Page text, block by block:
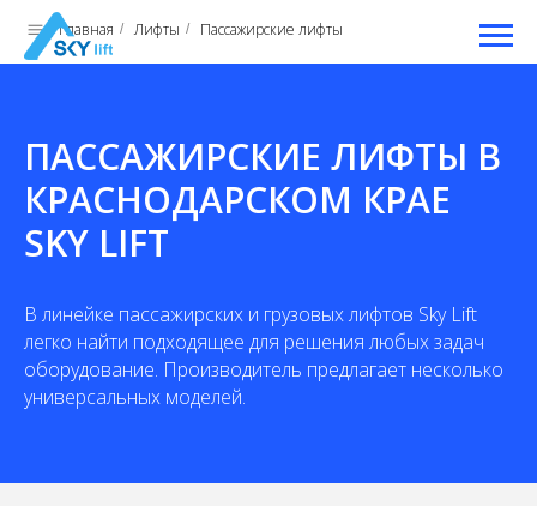
Главная / Лифты / Пассажирские лифты
ПАССАЖИРСКИЕ ЛИФТЫ В
КРАСНОДАРСКОМ КРАЕ
SKY LIFT
В линейке пассажирских и грузовых лифтов Sky Lift
легко найти подходящее для решения любых задач
оборудование. Производитель предлагает несколько
универсальных моделей.